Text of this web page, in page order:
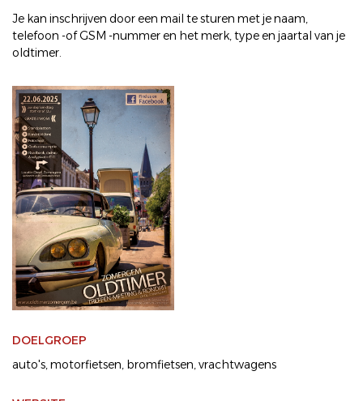
Je kan inschrijven door een mail te sturen met je naam,
telefoon -of GSM -nummer en het merk, type en jaartal van je
oldtimer.
DOELGROEP
auto's motorfietsen bromfietsen vrachtwagens